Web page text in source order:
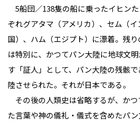
5船団／138隻の船に乗ったイヒン
ぞれグアタマ（アメリカ）、セム（
国）、ハム（エジプト）に漂着。残
は特別に、かつてパン大陸に地球文
す「証人」として、パン大陸の残骸
陸させられた。それが日本である。
その後の人類史は省略するが、か
た言葉や神の儀礼・儀式を含めたパ